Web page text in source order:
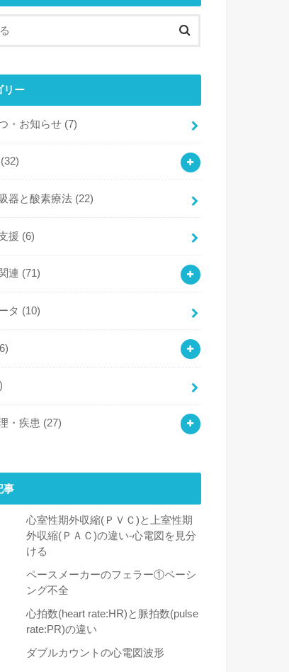
リー
・お知らせ (7)
(32)
器と酸素療法 (22)
援 (6)
連 (71)
タ (10)
・疾患 (27)
事
心室性期外収縮(ＰＶＣ)と上室性期
外収縮(ＰＡＣ)の違い-心電図を見分
ける
ペースメーカーのフェラー①ペーシ
ング不全
心拍数(heart rate:HR)と脈拍数(pulse
rate:PR)の違い
ダブルカウントの心電図波形